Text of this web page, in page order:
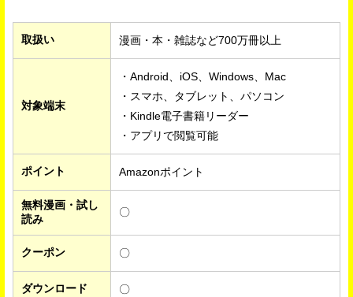
取扱い 漫画・本・雑誌など700万冊以上
対象端末
・Android、iOS、Windows、Mac
・スマホ、タブレット、パソコン
・Kindle電子書籍リーダー
・アプリで閲覧可能
ポイント Amazonポイント
無料漫画・試し
読み
〇
クーポン 〇
ダウンロード 〇